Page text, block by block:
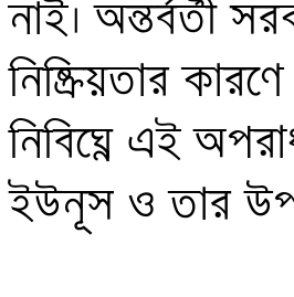
নাই। অন্তর্বর্তী
নিষ্ক্রিয়তার
নিবিঘ্নে এই
ইউনূস ও তার